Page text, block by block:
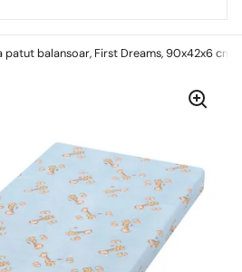
patut balansoar, First Dreams, 90x42x6